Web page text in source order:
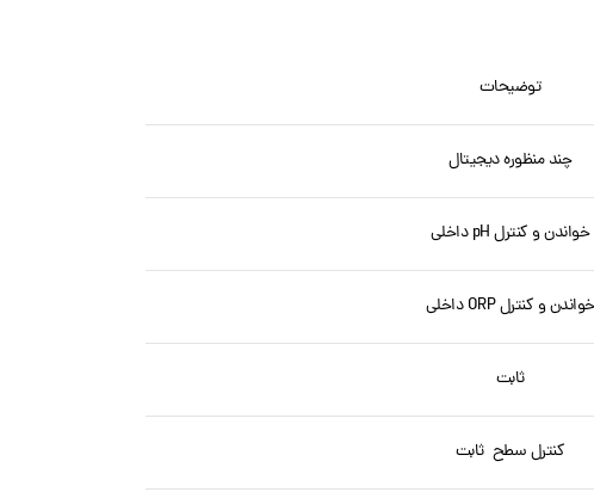
توضیحات
چند منظوره دیجیتال
خواندن و کنترل pH داخلی
خواندن و کنترل ORP داخلی
ثابت
کنترل سطح ثابت